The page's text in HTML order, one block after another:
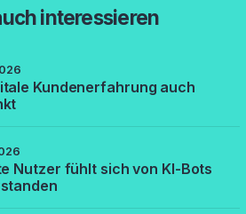
interessieren
Kundenerfahrung auch
Nutzer fühlt sich von KI-Bots